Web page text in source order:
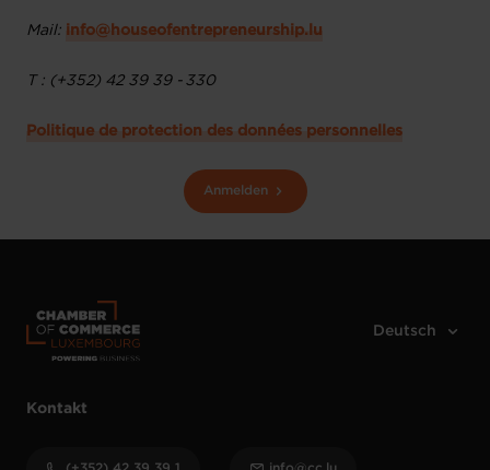
Mail: info@houseofentrepreneurship.lu
T : (+352) 42 39 39 - 330
Politique de protection des données personnelles
Anmelden
Kontakt